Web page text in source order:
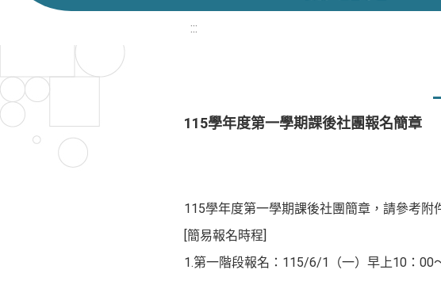
:::
115學年度第一學期課後社團報名簡章
115學年度第一學期課後社團簡章，請參考附
[簡易報名時程]
1.第一階段報名：115/6/1（一）早上10：